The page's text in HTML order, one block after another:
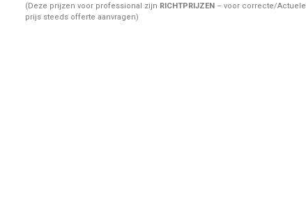
(Deze prijzen voor professional zijn RICHTPRIJZEN – voor correcte/Actuele
prijs steeds offerte aanvragen)